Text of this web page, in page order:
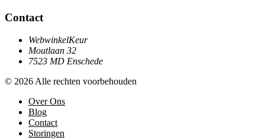
Contact
WebwinkelKeur
Moutlaan 32
7523 MD Enschede
© 2026 Alle rechten voorbehouden
Over Ons
Blog
Contact
Storingen